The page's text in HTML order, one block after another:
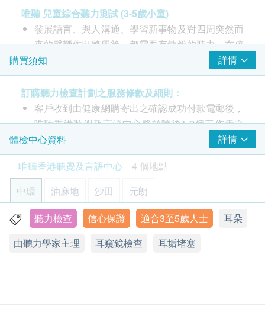
遊戲聽力測試
中耳鼓室圖測試
聽覺反射閥值測試
耳聲發射聽力測驗
唯聽 兒童綜合聽力測試 (3-5歲小童)
發展語言、與人溝通、學習新事物及對四周突然而
來的聲響作出警覺等，都需要有敏銳的聽力。在孩
子的成長過程中，聽力障礙會影響他們在學業、語
言、社交和行為上的發展。若發現子女有弱聽或耳
疾的徵兆，應盡快請教醫護人員，及早治理可防止
問題惡化。 兒童聽覺檢查由聽力學家主理，為兒
童提供一系列全面及針對性的專業檢查，包括遊戲
聽力測試丶阻抗聽力測驗丶耳聲發射聽力測驗。
檢查包括：
耳窺鏡檢查
利用耳窺鏡檢查外耳道及耳膜的健康，探測是否有
耳垢堵塞，耳膜破損或外耳道發炎的情況
遊戲聽力測試
測試過程中客人會聽到不同頻率的純音（250至
購買須知 詳情
訂購聽力檢查計劃之服務條款及細則：
客戶收到由健康網購寄出之確認成功付款電郵後，
唯聽香港聽覺及言語中心將於隨後1-2個工作天之
辦公時間內，致電客戶預約聽力檢查的時間及地
點。客戶亦可在訂單確認一個工作天後致電中心查
詢。
客戶須於預約當天出示身份證及列印訂購確認信確
認身份。
除嬰幼兒聽力測試外，其餘聽力測試僅限於18歲或
以上人士。
聽覺檢查計劃有效期為 6 個月，客戶必須於 6 個月
體檢中心資料
詳情
唯聽香港聽覺及言語中心
4 個地點
中環
油麻地 沙田 元朗
香港中環皇后大道中70號卡佛大廈8樓808室
顯示地圖
聽力檢查 信心保證 適合3至5歲人士
耳朵
由聽力學家主理
耳窺鏡檢查 耳垢堵塞